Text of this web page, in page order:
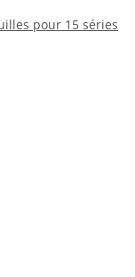
pour 15 séries